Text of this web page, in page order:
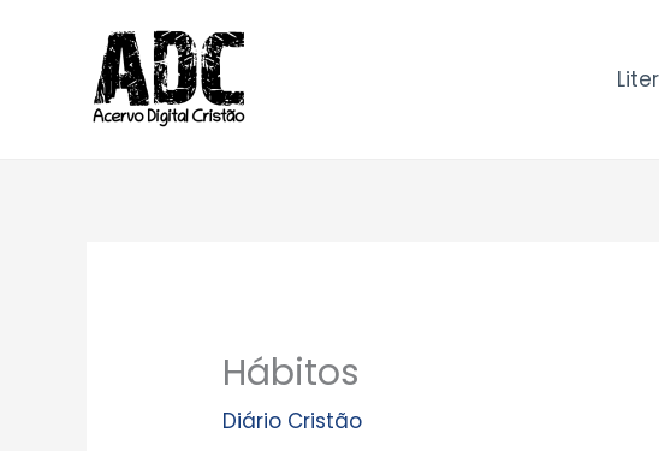
conteúdo
Hábitos
Diário Cristão